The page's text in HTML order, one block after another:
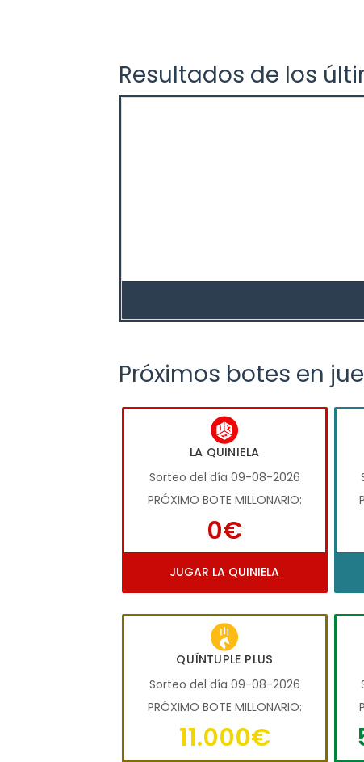
Resultados de los
Próximos botes en
LA QUINIELA
Sorteo del día 09-08-2026
PRÓXIMO BOTE MILLONARIO:
0€
JUGAR LA QUINIELA
QUÍNTUPLE PLUS
Sorteo del día 09-08-2026
PRÓXIMO BOTE MILLONARIO:
11.000€